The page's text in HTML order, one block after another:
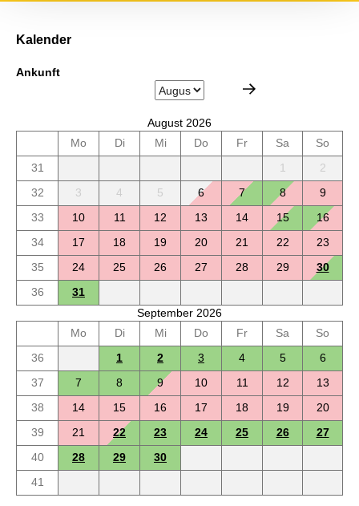
Kalender
Ankunft
August 2026
Mo
Di Mi Do Fr Sa
So
31
1
2
32
3 4 5 6 7 8
9
33
10 11 12 13 14 15
16
34
17 18 19 20 21 22
23
35
24 25 26 27 28 29
30
36
31
September 2026
Mo
Di Mi Do Fr Sa
So
36
1 2 3 4 5
6
37
7 8 9 10 11 12
13
38
14 15 16 17 18 19
20
39
21 22 23 24 25 26
27
40
28 29
30
41